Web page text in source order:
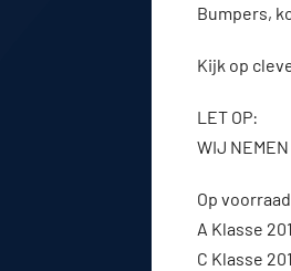
Bumpers,
Kijk op
LET OP:
WIJ NEMEN
Op
A Klasse
C Klasse